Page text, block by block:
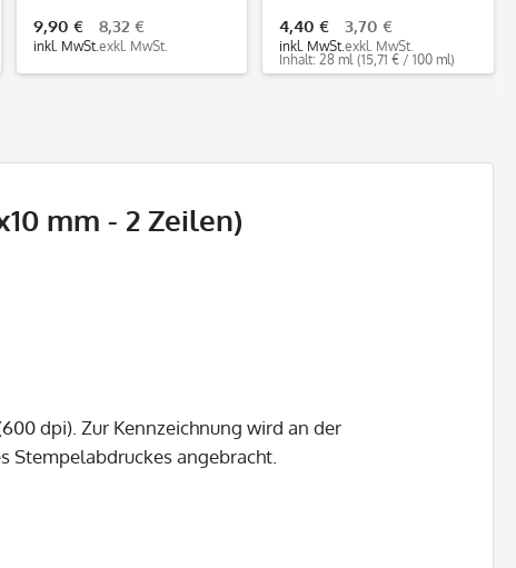
9,90 €
inkl. MwSt.
8,32 €
exkl. MwSt.
4,40 €
inkl. MwSt.
3,70 €
exkl. MwSt.
Inhalt: 28 ml (15,71 € / 100 ml)
mm - 2 Zeilen)
dpi). Zur Kennzeichnung wird an der
Stempelabdruckes angebracht.